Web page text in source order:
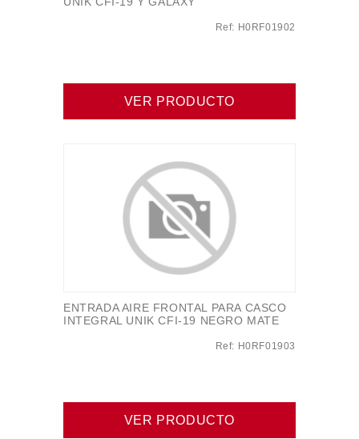
Ref: H0RF01902
VER PRODUCTO
ENTRADA AIRE FRONTAL PARA CASCO
INTEGRAL UNIK CFI-19 NEGRO MATE
Ref: H0RF01903
VER PRODUCTO